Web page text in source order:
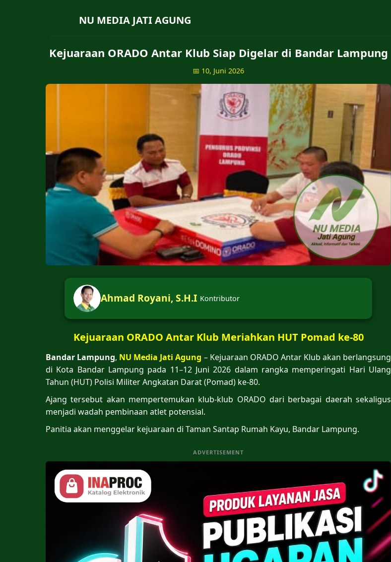
NU MEDIA JATI AGUNG
Kejuaraan ORADO Antar Klub Siap Digelar di Bandar Lampung
📅 10, Juni 2026
Ahmad Royani, S.H.I Kontributor
Kejuaraan ORADO Antar Klub Meriahkan HUT Pomad ke-80
Bandar Lampung, NU Media Jati Agung – Kejuaraan ORADO Antar Klub akan berlangsung
di Kota Bandar Lampung pada 11–12 Juni 2026 dalam rangka memperingati Hari Ulang
Tahun (HUT) Polisi Militer Angkatan Darat (Pomad) ke-80.
Ajang tersebut akan mempertemukan klub-klub ORADO dari berbagai daerah sekaligus
menjadi wadah pembinaan atlet potensial.
Panitia akan menggelar kejuaraan di Taman Santap Rumah Kayu, Bandar Lampung.
ADVERTISEMENT